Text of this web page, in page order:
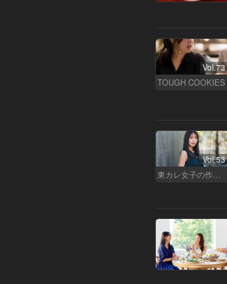
Vol.73
TOUGH COOKIES
Vol.53
東カレ女子の作り方